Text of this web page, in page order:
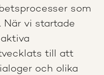
som
När vi startade
till att
och olika